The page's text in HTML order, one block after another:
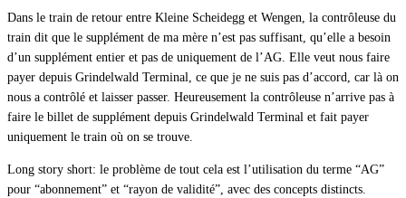
Dans le train de retour entre Kleine Scheidegg et Wengen, la contrôleuse du
train dit que le supplément de ma mère n’est pas suffisant, qu’elle a besoin
d’un supplément entier et pas de uniquement de l’AG. Elle veut nous faire
payer depuis Grindelwald Terminal, ce que je ne suis pas d’accord, car là on
nous a contrôlé et laisser passer. Heureusement la contrôleuse n’arrive pas à
faire le billet de supplément depuis Grindelwald Terminal et fait payer
uniquement le train où on se trouve.
Long story short: le problème de tout cela est l’utilisation du terme “AG”
pour “abonnement” et “rayon de validité”, avec des concepts distincts.